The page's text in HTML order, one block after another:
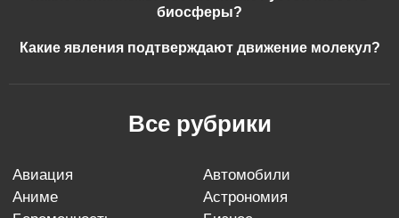
биосферы?
Какие явления подтверждают движение молекул?
Все рубрики
авиация
автомобили
аниме
астрономия